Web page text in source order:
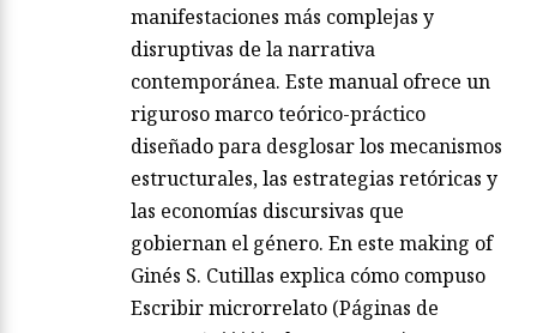
manifestaciones más complejas y
disruptivas de la narrativa
contemporánea. Este manual ofrece un
riguroso marco teórico-práctico
diseñado para desglosar los mecanismos
estructurales, las estrategias retóricas y
las economías discursivas que
gobiernan el género. En este making of
Ginés S. Cutillas explica cómo compuso
Escribir microrrelato (Páginas de